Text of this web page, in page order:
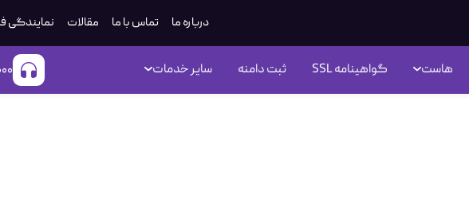
درباره ما تماس با ما مقالات نمایندگی
هاست گواهینامه SSL ثبت دامنه سایر خدمات